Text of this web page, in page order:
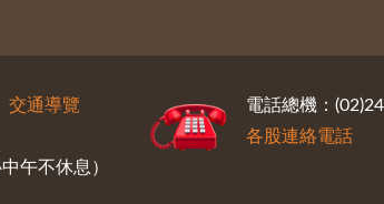
交通導覽
午不休息）
電話總機：
各股連絡電話